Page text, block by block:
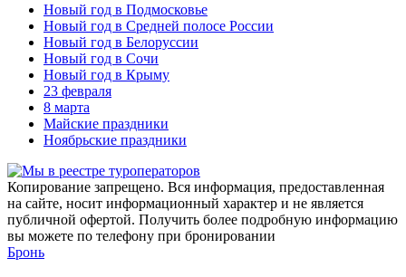
Новый год в Подмосковье
Новый год в Средней полосе России
Новый год в Белоруссии
Новый год в Сочи
Новый год в Крыму
23 февраля
8 марта
Майские праздники
Ноябрьские праздники
Копирование запрещено. Вся информация, предоставленная
на сайте, носит информационный характер и не является
публичной офертой. Получить более подробную информацию
вы можете по телефону при бронировании
Бронь